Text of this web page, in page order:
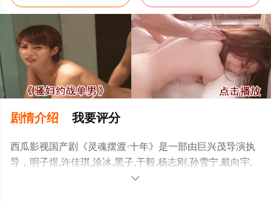
剧情介绍 我要评分
西瓜影视国产剧《灵魂摆渡·十年》是一部由巨兴茂导演执
导，明子煜,许佳琪,涂冰,黑子,于毅,杨志刚,孙雪宁,戴向宇,
陈冠英,边程,刘智扬,肖茵,王艺禅,李洛伊,韩潇珧,简宇熙,邹
